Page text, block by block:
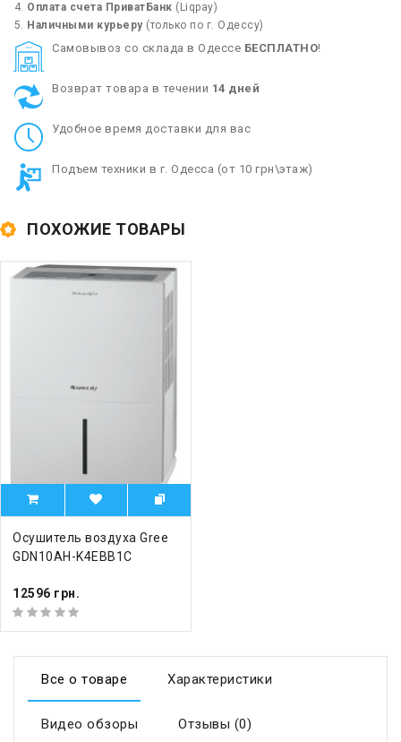
Оплата счета ПриватБанк (Liqpay)
Наличными курьеру(только по г. Одессу)
Cамовывоз со склада в Одессе БЕСПЛАТНО!
Возврат товара в течении 14 дней
Удобное время доставки для вас
Подъем техники в г. Одесса (от 10 грн\этаж)
ПОХОЖИЕ ТОВАРЫ
Осушитель воздуха Gree
GDN10AH-K4EBB1C
12596 грн.
Все о товаре Характеристики
Видео обзоры Отзывы (0)